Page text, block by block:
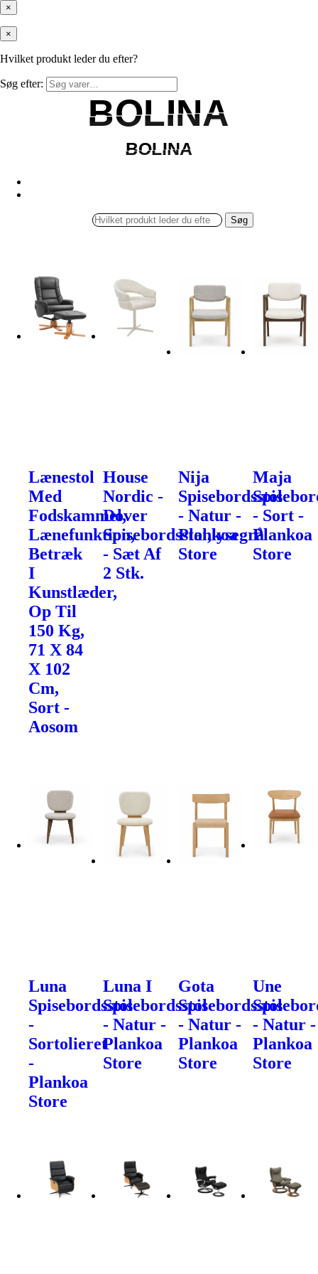
×
×
Hvilket produkt leder du efter?
Søg efter:
BOLINA
BOLINA
BOLINA
BOLINA
Søg
Lænestol
Med
Fodskammel,
Lænefunktion,
Betræk
I
Kunstlæder,
Op Til
150 Kg,
71 X 84
X 102
Cm,
Sort -
Aosom
House
Nordic -
Dover
Spisebordsstol,lysegrå
- Sæt Af
2 Stk.
Nija
Spisebordsstol
- Natur -
Plankoa
Store
Maja
- Sort -
Plankoa
Store
Luna
Spisebordsstol
-
Sortolieret
-
Plankoa
Store
Luna I
Spisebordsstol
- Natur -
Plankoa
Store
Gota
Spisebordsstol
- Natur -
Plankoa
Store
Une
- Natur -
Plankoa
Store